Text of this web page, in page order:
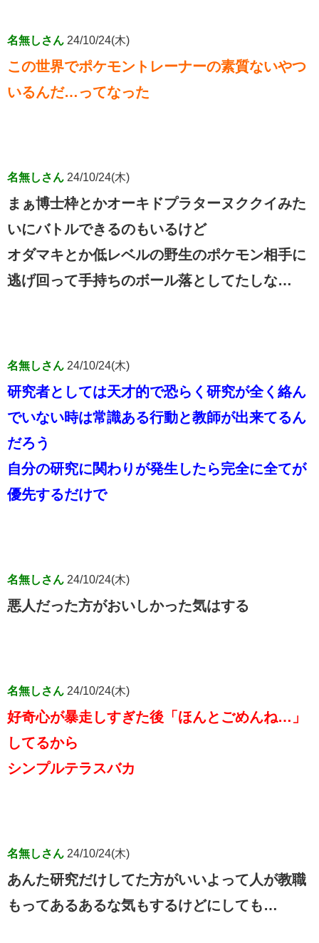
名無しさん 24/10/24(木)
この世界でポケモントレーナーの素質ないやつ
いるんだ…ってなった
名無しさん 24/10/24(木)
まぁ博士枠とかオーキドプラターヌククイみた
いにバトルできるのもいるけど
オダマキとか低レベルの野生のポケモン相手に
逃げ回って手持ちのボール落としてたしな…
名無しさん 24/10/24(木)
研究者としては天才的で恐らく研究が全く絡ん
でいない時は常識ある行動と教師が出来てるん
だろう
自分の研究に関わりが発生したら完全に全てが
優先するだけで
名無しさん 24/10/24(木)
悪人だった方がおいしかった気はする
名無しさん 24/10/24(木)
好奇心が暴走しすぎた後「ほんとごめんね…」
してるから
シンプルテラスバカ
名無しさん 24/10/24(木)
あんた研究だけしてた方がいいよって人が教職
もってあるあるな気もするけどにしても…